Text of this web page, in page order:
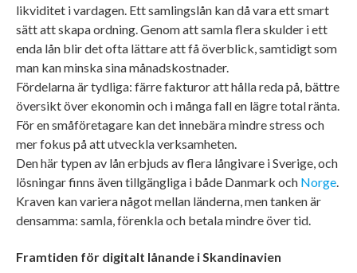
likviditet i vardagen. Ett samlingslån kan då vara ett smart
sätt att skapa ordning. Genom att samla flera skulder i ett
enda lån blir det ofta lättare att få överblick, samtidigt som
man kan minska sina månadskostnader.
Fördelarna är tydliga: färre fakturor att hålla reda på, bättre
översikt över ekonomin och i många fall en lägre total ränta.
För en småföretagare kan det innebära mindre stress och
mer fokus på att utveckla verksamheten.
Den här typen av lån erbjuds av flera långivare i Sverige, och
lösningar finns även tillgängliga i både Danmark och Norge
Kraven kan variera något mellan länderna, men tanken är
densamma: samla, förenkla och betala mindre över tid.
Framtiden för digitalt lånande i Skandinavien